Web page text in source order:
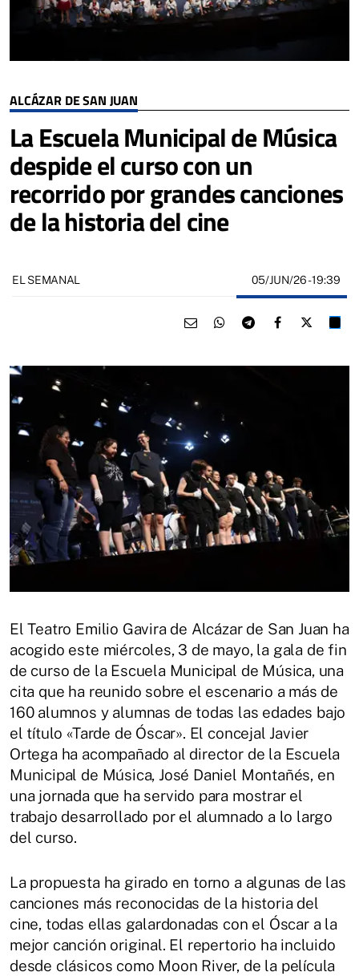
ALCÁZAR DE SAN JUAN
La Escuela Municipal de Música
despide el curso con un
recorrido por grandes canciones
de la historia del cine
EL SEMANAL 05/JUN/26- 19:39
El Teatro Emilio Gavira de Alcázar de San Juan ha
acogido este miércoles, 3 de mayo, la gala de fin
de curso de la Escuela Municipal de Música, una
cita que ha reunido sobre el escenario a más de
160 alumnos y alumnas de todas las edades bajo
el título «Tarde de Óscar». El concejal Javier
Ortega ha acompañado al director de la Escuela
Municipal de Música, José Daniel Montañés, en
una jornada que ha servido para mostrar el
trabajo desarrollado por el alumnado a lo largo
del curso.
La propuesta ha girado en torno a algunas de las
canciones más reconocidas de la historia del
cine, todas ellas galardonadas con el Óscar a la
mejor canción original. El repertorio ha incluido
desde clásicos como Moon River, de la película